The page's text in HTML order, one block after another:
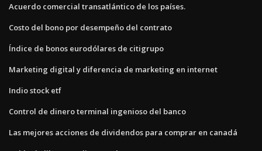
Acuerdo comercial transatlántico de los países.
Costo del bono por desempeño del contrato
Índice de bonos eurodólares de citigrupo
Marketing digital y diferencia de marketing en internet
Indio stock etf
Control de dinero terminal ingenioso del banco
Las mejores acciones de dividendos para comprar en canadá